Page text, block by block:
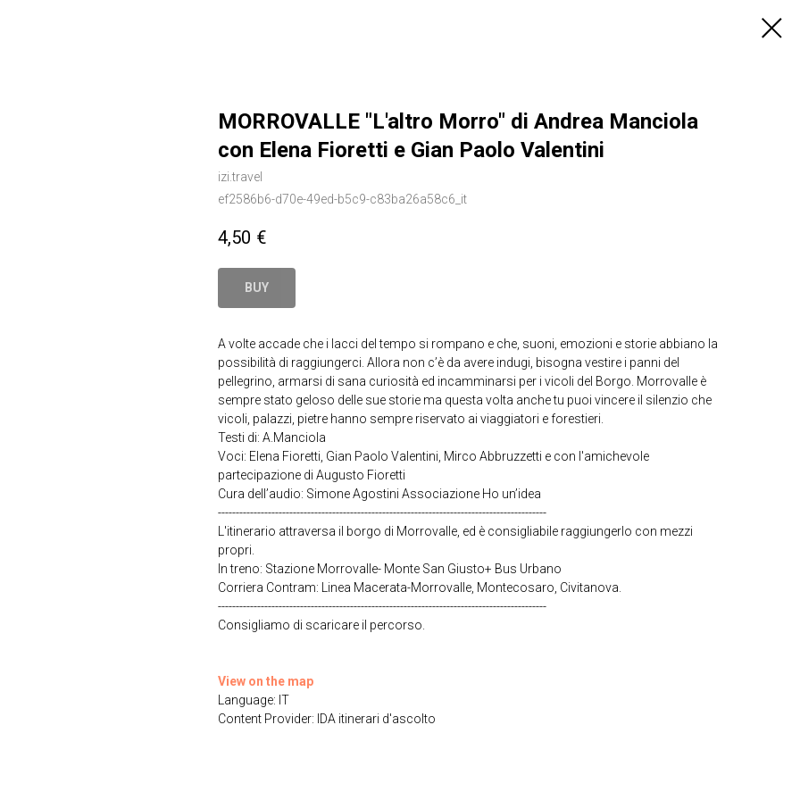
MORROVALLE "L'altro Morro" di Andrea Manciola
con Elena Fioretti e Gian Paolo Valentini
izi.travel
ef2586b6-d70e-49ed-b5c9-c83ba26a58c6_it
4,50 €
BUY
A volte accade che i lacci del tempo si rompano e che, suoni, emozioni e storie abbiano la
possibilità di raggiungerci. Allora non c’è da avere indugi, bisogna vestire i panni del
pellegrino, armarsi di sana curiosità ed incamminarsi per i vicoli del Borgo. Morrovalle è
sempre stato geloso delle sue storie ma questa volta anche tu puoi vincere il silenzio che
vicoli, palazzi, pietre hanno sempre riservato ai viaggiatori e forestieri.
Testi di: A.Manciola
Voci: Elena Fioretti, Gian Paolo Valentini, Mirco Abbruzzetti e con l'amichevole
partecipazione di Augusto Fioretti
Cura dell’audio: Simone Agostini Associazione Ho un’idea
--------------------------------------------------------------------------------------------
L'itinerario attraversa il borgo di Morrovalle, ed è consigliabile raggiungerlo con mezzi
propri.
In treno: Stazione Morrovalle- Monte San Giusto+ Bus Urbano
Corriera Contram: Linea Macerata-Morrovalle, Montecosaro, Civitanova.
--------------------------------------------------------------------------------------------
Consigliamo di scaricare il percorso.
View on the map
Language: IT
Content Provider: IDA itinerari d'ascolto